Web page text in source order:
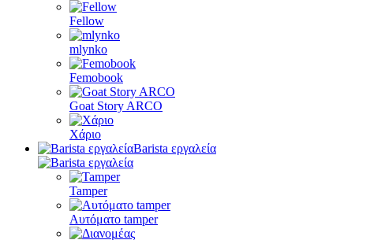
Fellow
mlynko
Femobook
Goat Story ARCO
Χάριο
Barista εργαλεία
Tamper
Αυτόματο tamper